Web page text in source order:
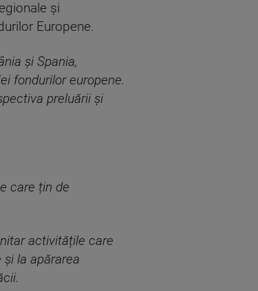
şi
Europene.
şi Spania,
fondurilor europene.
preluării şi
care țin de
activitățile care
la apărarea